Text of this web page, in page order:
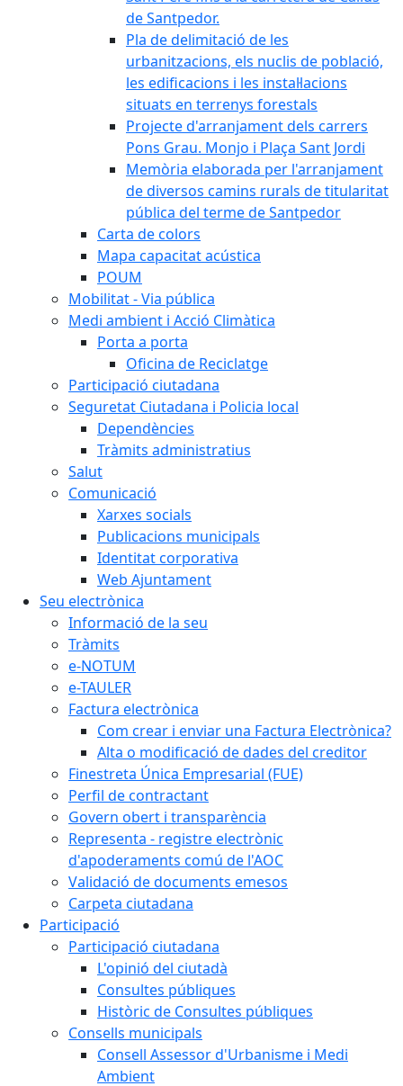
de Santpedor.
Pla de delimitació de les
urbanitzacions, els nuclis de població,
les edificacions i les instal·lacions
situats en terrenys forestals
Projecte d'arranjament dels carrers
Pons Grau. Monjo i Plaça Sant Jordi
Memòria elaborada per l'arranjament
de diversos camins rurals de titularitat
pública del terme de Santpedor
Carta de colors
Mapa capacitat acústica
POUM
Mobilitat - Via pública
Medi ambient i Acció Climàtica
Porta a porta
Oficina de Reciclatge
Participació ciutadana
Seguretat Ciutadana i Policia local
Dependències
Tràmits administratius
Salut
Comunicació
Xarxes socials
Publicacions municipals
Identitat corporativa
Web Ajuntament
Seu electrònica
Informació de la seu
Tràmits
e-NOTUM
e-TAULER
Factura electrònica
Com crear i enviar una Factura Electrònica?
Alta o modificació de dades del creditor
Finestreta Única Empresarial (FUE)
Perfil de contractant
Govern obert i transparència
Representa - registre electrònic
d'apoderaments comú de l'AOC
Validació de documents emesos
Carpeta ciutadana
Participació
Participació ciutadana
L'opinió del ciutadà
Consultes públiques
Històric de Consultes públiques
Consells municipals
Consell Assessor d'Urbanisme i Medi
Ambient